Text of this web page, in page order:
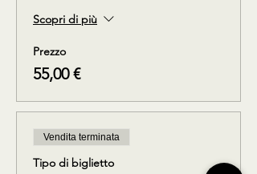
Scopri di più
Prezzo
55,00 €
Vendita terminata
Tipo di biglietto